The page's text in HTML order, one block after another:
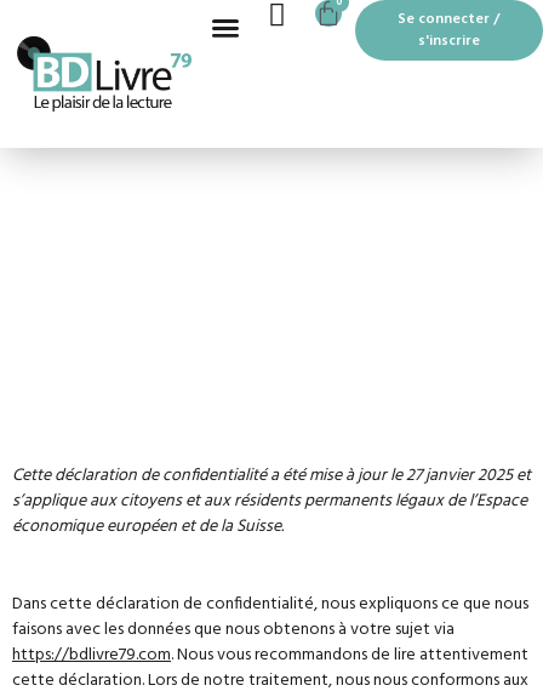
contenu
CART
Se connecter /
s'inscrire
Cette déclaration de confidentialité a été mise à jour le 27 janvier 2025 et
s’applique aux citoyens et aux résidents permanents légaux de l’Espace
économique européen et de la Suisse.
Dans cette déclaration de confidentialité, nous expliquons ce que nous
faisons avec les données que nous obtenons à votre sujet via
https://bdlivre79.com. Nous vous recommandons de lire attentivement
cette déclaration. Lors de notre traitement, nous nous conformons aux